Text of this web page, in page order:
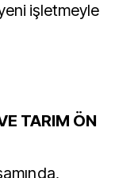
işletmeyle
TARIM ÖN